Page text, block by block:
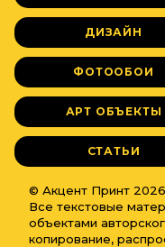
ДИЗАЙН
ФОТООБОИ
АРТ ОБЪЕКТЫ
СТАТЬИ
© Акцент Принт 2026
Все текстовые
объектами
копирование,